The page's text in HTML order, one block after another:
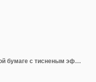
Премиум логотип vezura на белой бумаге с тисненым эффектом и веткой сосны